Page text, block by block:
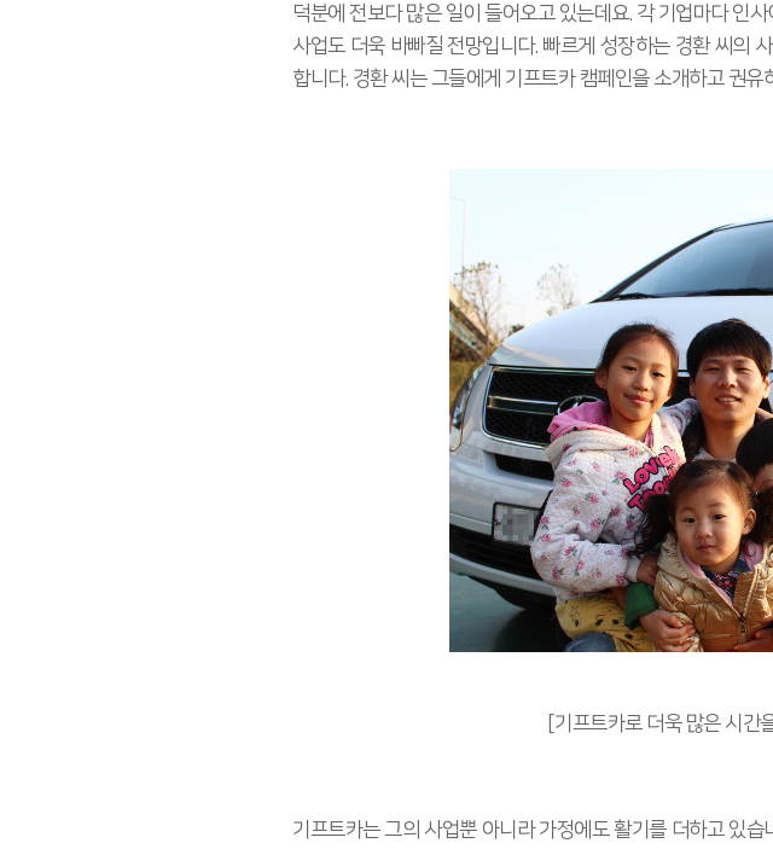
덕분에 전보다 많은 일이 들어오고 있는데요. 각 기업마다 인
사업도 더욱 바빠질 전망입니다. 빠르게 성장하는 경환 씨의
합니다. 경환 씨는 그들에게 기프트카 캠페인을 소개하고 권유
[기프트카로 더욱 많은 시간
기프트카는 그의 사업뿐 아니라 가정에도 활기를 더하고 있